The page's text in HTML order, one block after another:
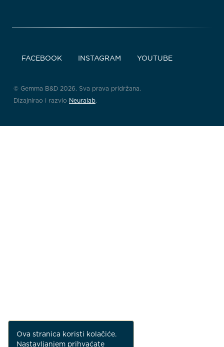
FACEBOOK INSTAGRAM YOUTUBE
© Gemma B&D 2026. Sva prava pridržana.
Dizajnirao i razvio Neuralab.
Ova stranica koristi kolačiće.
Nastavljanjem prihvaćate